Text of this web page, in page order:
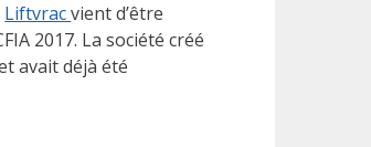
Liftvracvient d’être
2017. La société créé
avait déjà été